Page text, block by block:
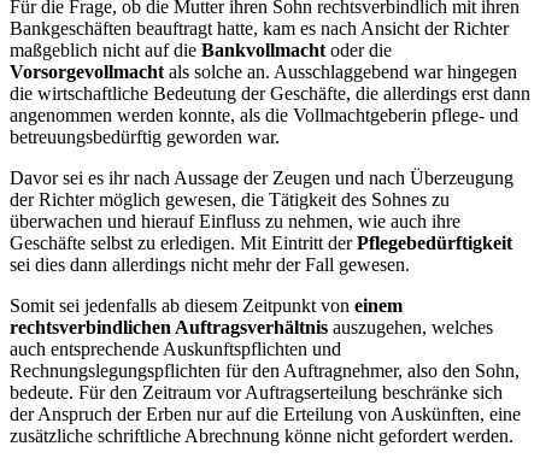
Für die Frage, ob die Mutter ihren Sohn rechtsverbindlich mit ihren
Bankgeschäften beauftragt hatte, kam es nach Ansicht der Richter
maßgeblich nicht auf die Bankvollmacht oder die
Vorsorgevollmacht als solche an. Ausschlaggebend war hingegen
die wirtschaftliche Bedeutung der Geschäfte, die allerdings erst dann
angenommen werden konnte, als die Vollmachtgeberin pflege- und
betreuungsbedürftig geworden war.
Davor sei es ihr nach Aussage der Zeugen und nach Überzeugung
der Richter möglich gewesen, die Tätigkeit des Sohnes zu
überwachen und hierauf Einfluss zu nehmen, wie auch ihre
Geschäfte selbst zu erledigen. Mit Eintritt derPflegebedürftigkeit
sei dies dann allerdings nicht mehr der Fall gewesen.
Somit sei jedenfalls ab diesem Zeitpunkt von einem
rechtsverbindlichen Auftragsverhältnis auszugehen, welches
auch entsprechende Auskunftspflichten und
Rechnungslegungspflichten für den Auftragnehmer, also den Sohn,
bedeute. Für den Zeitraum vor Auftragserteilung beschränke sich
der Anspruch der Erben nur auf die Erteilung von Auskünften, eine
zusätzliche schriftliche Abrechnung könne nicht gefordert werden.